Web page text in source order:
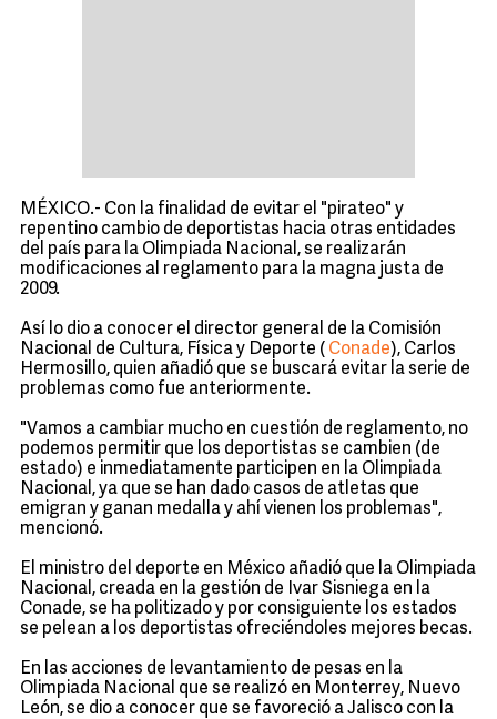
MÉXICO.- Con la finalidad de evitar el "pirateo" y
repentino cambio de deportistas hacia otras entidades
del país para la Olimpiada Nacional, se realizarán
modificaciones al reglamento para la magna justa de
2009.
Así lo dio a conocer el director general de la Comisión
Nacional de Cultura, Física y Deporte ( Conade), Carlos
Hermosillo, quien añadió que se buscará evitar la serie de
problemas como fue anteriormente.
"Vamos a cambiar mucho en cuestión de reglamento, no
podemos permitir que los deportistas se cambien (de
estado) e inmediatamente participen en la Olimpiada
Nacional, ya que se han dado casos de atletas que
emigran y ganan medalla y ahí vienen los problemas",
mencionó.
El ministro del deporte en México añadió que la Olimpiada
Nacional, creada en la gestión de Ivar Sisniega en la
Conade, se ha politizado y por consiguiente los estados
se pelean a los deportistas ofreciéndoles mejores becas.
En las acciones de levantamiento de pesas en la
Olimpiada Nacional que se realizó en Monterrey, Nuevo
León, se dio a conocer que se favoreció a Jalisco con la